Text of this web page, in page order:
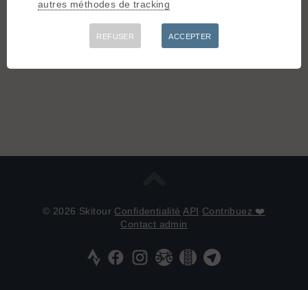
© 2026 Skitour Confidentialité API Contribuez ❤️
Contact admin
autres méthodes de tracking
REFUSER ACCEPTER